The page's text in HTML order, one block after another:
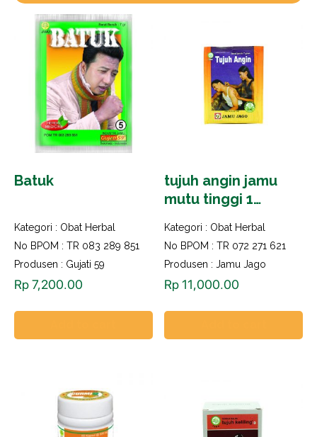
Batuk
Kategori : Obat Herbal
No BPOM : TR 083 289 851
Produsen : Gujati 59
Rp7,200.00
tujuh angin jamu
mutu tinggi 1
Kategori : Obat Herbal
No BPOM : TR 072 271 621
Produsen : Jamu Jago
Rp11,000.00